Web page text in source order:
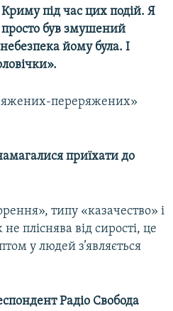
під час цих подій. Я
просто був змушений
йому була. І
переряжених»
приїхати до
типу «казачество» і
пліснява від сирості, це
у людей з’являється
Радіо Свобода